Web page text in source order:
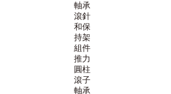
軸承
滾針
和保
持架
組件
推力
圓柱
滾子
軸承